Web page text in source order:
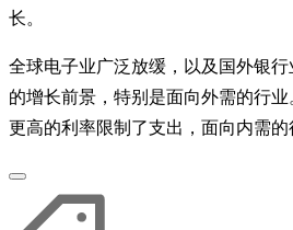
长。
全球电子业广泛放缓，以及国外银
的增长前景，特别是面向外需的行
更高的利率限制了支出，面向内需的